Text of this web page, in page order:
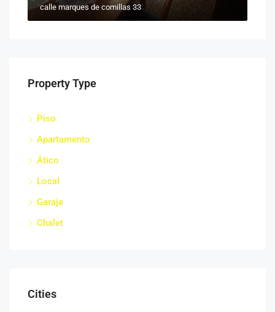
calle marques de comillas 33
Property Type
Piso
Apartamento
Ático
Local
Garaje
Chalet
Cities